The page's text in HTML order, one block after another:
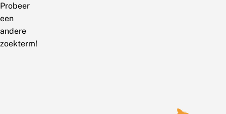
Probeer
een
andere
zoekterm!